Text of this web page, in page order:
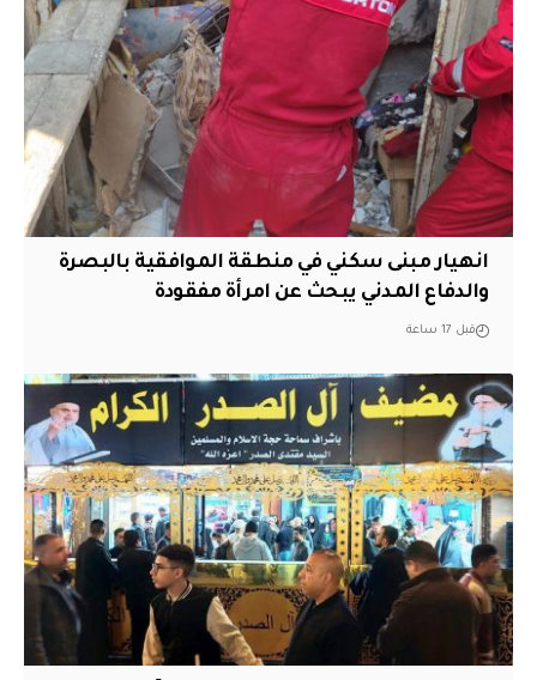
انهيار مبنى سكني في منطقة الموافقية بالبصرة
والدفاع المدني يبحث عن امرأة مفقودة
قبل 17 ساعة